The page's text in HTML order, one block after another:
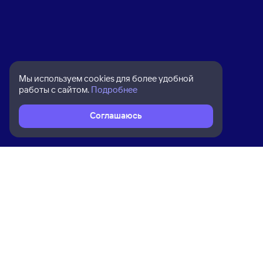
Мы используем cookies для более удобной
работы с сайтом. Подробнее
Соглашаюсь